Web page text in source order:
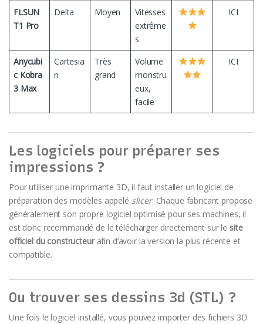
FLSUN
T1 Pro
Delta Moyen
Vitesses
extrême
s
ICI
Anycubi
c Kobra
3 Max
Cartesia
n
Très
grand
Volume
monstru
eux,
facile
ICI
Les logiciels pour préparer ses
impressions ?
Pour utiliser une imprimante 3D, il faut installer un logiciel de
préparation des modèles appelé slicer. Chaque fabricant propose
généralement son propre logiciel optimisé pour ses machines, il
est donc recommandé de le télécharger directement sur lesite
officiel du constructeurafin d’avoir la version la plus récente et
compatible.
Ou trouver ses dessins 3d (STL) ?
Une fois le logiciel installé, vous pouvez importer des fichiers 3D